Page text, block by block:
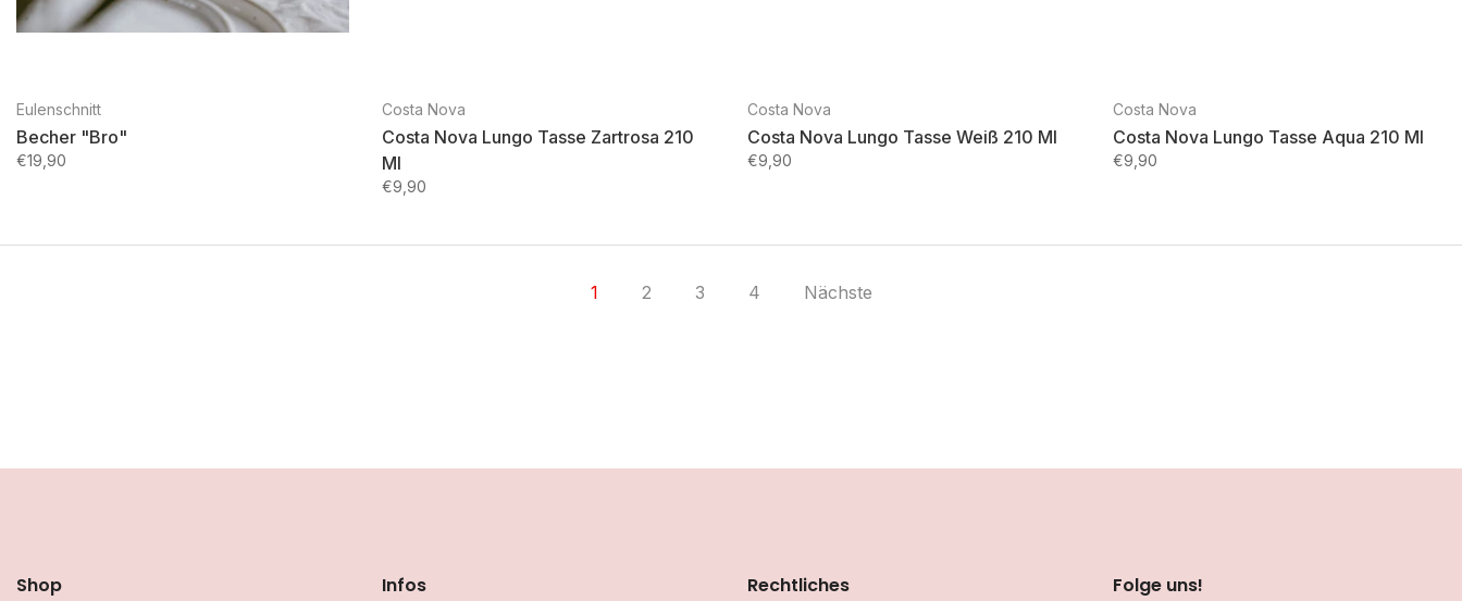
Eulenschnitt
Becher "Bro"
€19,90
Costa Nova
Costa Nova Lungo Tasse Zartrosa 210
Ml
€9,90
Costa Nova
Costa Nova Lungo Tasse Weiß 210 Ml
€9,90
Costa Nova
Costa Nova Lungo Tasse Aqua 210 Ml
€9,90
1 2 3 4 Nächste
Shop Infos Rechtliches
Folge uns!